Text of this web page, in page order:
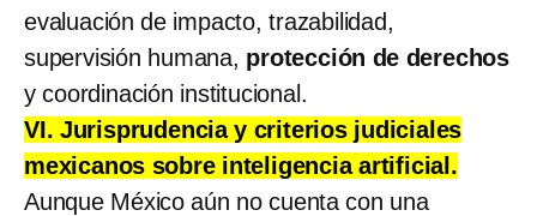
evaluación de impacto, trazabilidad,
supervisión humana, protección de derechos
y coordinación institucional.
VI. Jurisprudencia y criterios judiciales
mexicanos sobre inteligencia artificial.
Aunque México aún no cuenta con una